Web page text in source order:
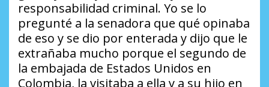
responsabilidad criminal. Yo se lo
pregunté a la senadora que qué opinaba
de eso y se dio por enterada y dijo que le
extrañaba mucho porque el segundo de
la embajada de Estados Unidos en
Colombia, la visitaba a ella y a su hijo en